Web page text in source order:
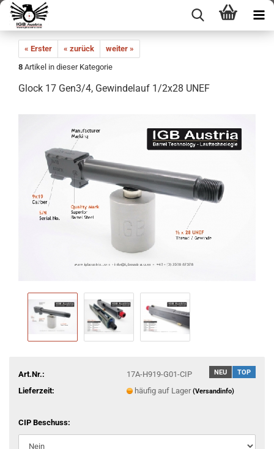
« Erster « zurück
weiter »
8 Artikel in dieser Kategorie
Glock 17 Gen3/4, Gewindelauf 1/2x28 UNEF
NEU TOP
Art.Nr.:
17A-H919-G01-CIP
Lieferzeit:
häufig auf Lager(Versandinfo)
CIP Beschuss: